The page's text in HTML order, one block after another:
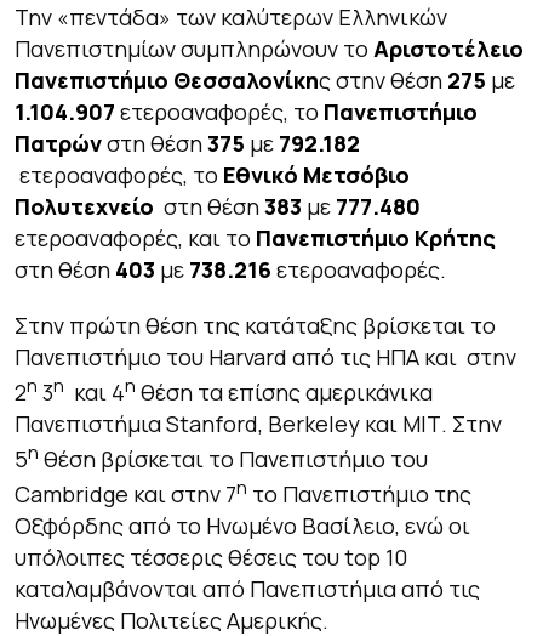
Την «πεντάδα» των καλύτερων Ελληνικών
Πανεπιστημίων συμπληρώνουν το Αριστοτέλειο
Πανεπιστήμιο Θεσσαλονίκης στην θέση 275 με
1.104.907 ετεροαναφορές, το Πανεπιστήμιο
Πατρώνστη θέση375 με 792.182
ετεροαναφορές, το Εθνικό Μετσόβιο
Πολυτεχνείο στη θέση383 με 777.480
ετεροαναφορές, και το Πανεπιστήμιο Κρήτης
στη θέση 403 με 738.216 ετεροαναφορές.
Στην πρώτη θέση της κατάταξης βρίσκεται το
Πανεπιστήμιο του Harvard από τις ΗΠΑ και στην
2η 3η και 4η θέση τα επίσης αμερικάνικα
Πανεπιστήμια Stanford, Berkeley και ΜΙΤ. Στην
5η θέση βρίσκεται το Πανεπιστήμιο του
Cambridge και στην 7η το Πανεπιστήμιο της
Οξφόρδης από το Ηνωμένο Βασίλειο, ενώ οι
υπόλοιπες τέσσερις θέσεις του top 10
καταλαμβάνονται από Πανεπιστήμια από τις
Ηνωμένες Πολιτείες Αμερικής.